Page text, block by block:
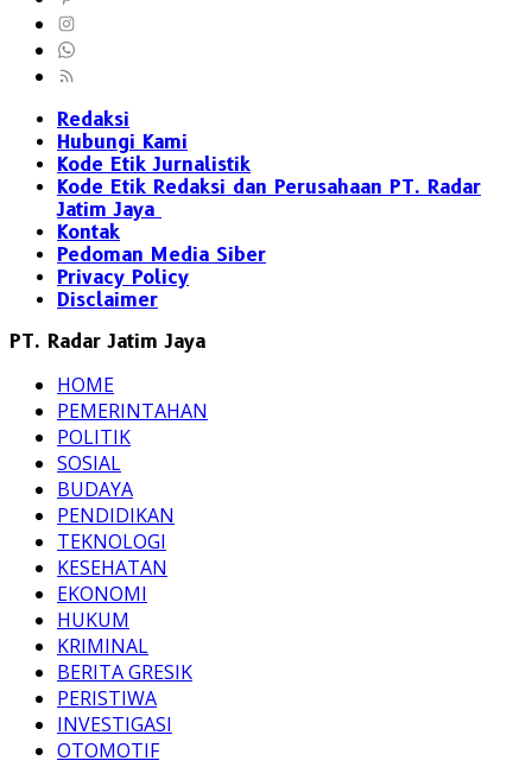
Redaksi
Hubungi Kami
Kode Etik Jurnalistik
Kode Etik Redaksi dan Perusahaan PT. Radar
Jatim Jaya
Kontak
Pedoman Media Siber
Privacy Policy
Disclaimer
PT. Radar Jatim Jaya
HOME
PEMERINTAHAN
POLITIK
SOSIAL
BUDAYA
PENDIDIKAN
TEKNOLOGI
KESEHATAN
EKONOMI
HUKUM
KRIMINAL
BERITA GRESIK
PERISTIWA
INVESTIGASI
OTOMOTIF